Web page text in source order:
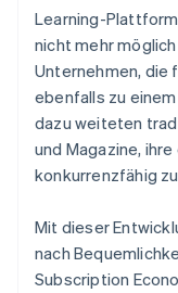
Learning-
nicht mehr
Unternehmen, die
ebenfalls zu einem
dazu weiteten
und Magazine,
konkurrenzfähig
Mit dieser
nach
Subscription